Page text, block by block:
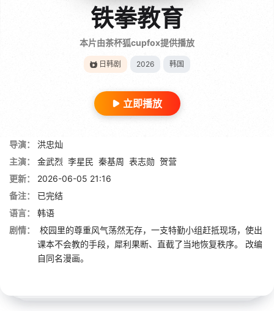
铁拳教育
本片由茶杯狐cupfox提供播放
日韩剧 2026 韩国
立即播放
导演：
洪忠灿
主演：
金武烈 李星民 秦基周 表志勋 贺营
更新：
2026-06-05 21:16
备注：
已完结
语言：
韩语
剧情：
校园里的尊重风气荡然无存，一支特勤小组赶抵现场，使出
课本不会教的手段，犀利果断、直截了当地恢复秩序。 改编
自同名漫画。